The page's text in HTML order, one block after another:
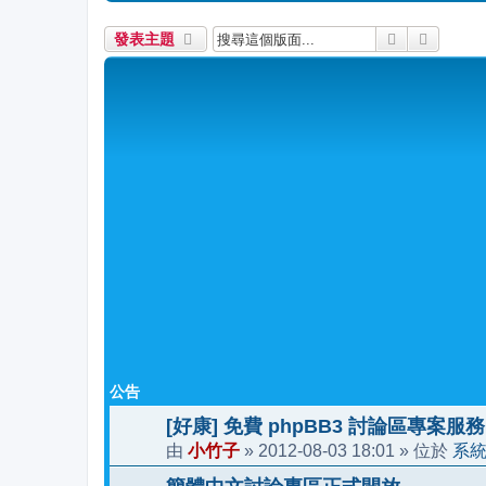
發表主題 搜尋
公告
[好康] 免費 phpBB3 討論區專案服務
由 小竹子 » 2012-08-03 18:01 » 位於 系